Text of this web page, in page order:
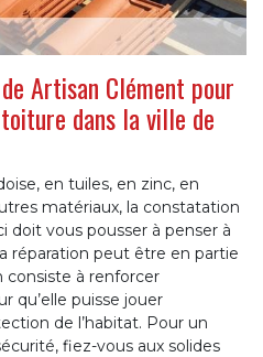
Artisan Clément pour
dans la ville de
en tuiles, en zinc, en
matériaux, la constatation
doit vous pousser à penser à
réparation peut être en partie
consiste à renforcer
qu’elle puisse jouer
de l’habitat. Pour un
fiez-vous aux solides